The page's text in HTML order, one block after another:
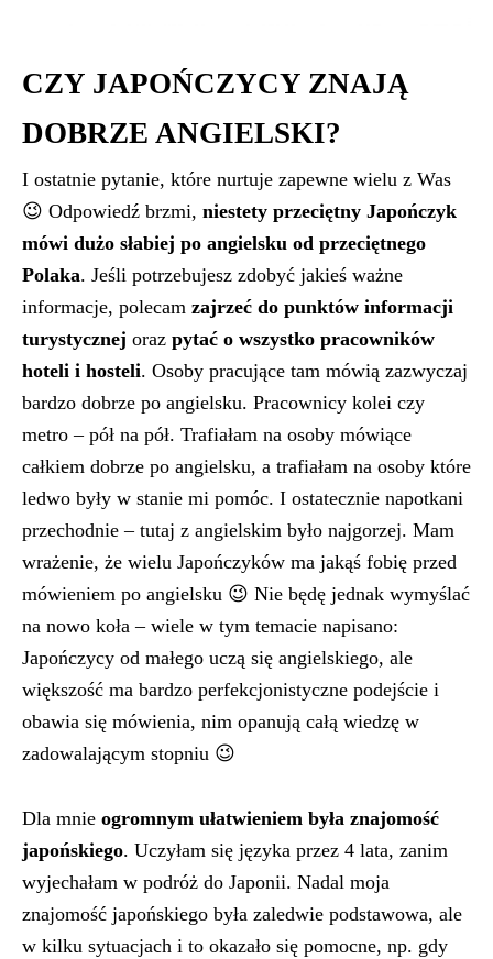
CZY JAPOŃCZYCY ZNAJĄ
DOBRZE ANGIELSKI?
I ostatnie pytanie, które nurtuje zapewne wielu z Was
😉 Odpowiedź brzmi, niestety przeciętny Japończyk
mówi dużo słabiej po angielsku od przeciętnego
Polaka. Jeśli potrzebujesz zdobyć jakieś ważne
informacje, polecam zajrzeć do punktów informacji
turystycznej oraz pytać o wszystko pracowników
hoteli i hosteli. Osoby pracujące tam mówią zazwyczaj
bardzo dobrze po angielsku. Pracownicy kolei czy
metro – pół na pół. Trafiałam na osoby mówiące
całkiem dobrze po angielsku, a trafiałam na osoby które
ledwo były w stanie mi pomóc. I ostatecznie napotkani
przechodnie – tutaj z angielskim było najgorzej. Mam
wrażenie, że wielu Japończyków ma jakąś fobię przed
mówieniem po angielsku 😉 Nie będę jednak wymyślać
na nowo koła – wiele w tym temacie napisano:
Japończycy od małego uczą się angielskiego, ale
większość ma bardzo perfekcjonistyczne podejście i
obawia się mówienia, nim opanują całą wiedzę w
zadowalającym stopniu 😉
Dla mnie ogromnym ułatwieniem była znajomość
japońskiego. Uczyłam się języka przez 4 lata, zanim
wyjechałam w podróż do Japonii. Nadal moja
znajomość japońskiego była zaledwie podstawowa, ale
w kilku sytuacjach i to okazało się pomocne, np. gdy